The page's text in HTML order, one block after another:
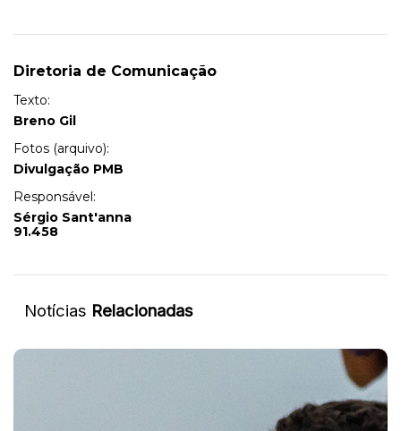
Diretoria de Comunicação
Texto:
Breno Gil
Fotos (arquivo):
Divulgação PMB
Responsável:
Sérgio Sant'anna
91.458
Notícias Relacionadas